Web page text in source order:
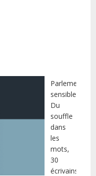
Parlement
sensible:
Du
souffle
dans
les
mots,
30
écrivains